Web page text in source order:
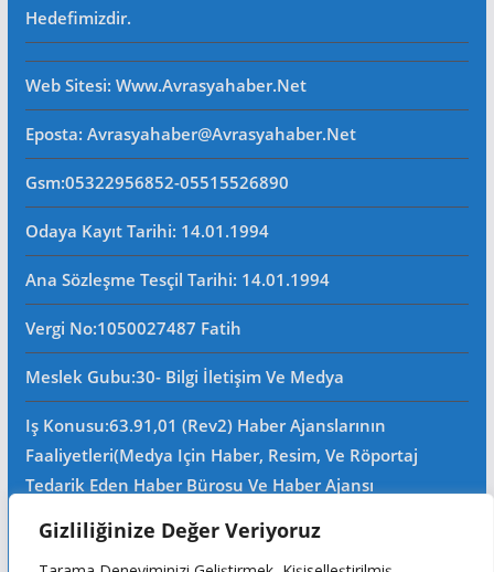
Gizliliğinize Değer Veriyoruz
Hedefimizdir.
Web Sitesi: Www.avrasyahaber.net
Eposta: Avrasyahaber@avrasyahaber.net
Gsm:05322956852-05515526890
Odaya Kayıt Tarihi: 14.01.1994
Ana Sözleşme Tesçil Tarihi: 14.01.1994
Vergi No:1050027487 Fatih
Meslek Gubu:30- Bilgi İletişim Ve Medya
Iş Konusu:63.91,01 (Rev2) Haber Ajanslarının
Faaliyetleri(Medya Için Haber, Resim, Ve Röportaj
Tedarik Eden Haber Bürosu Ve Haber Ajansı
Filimcilik, Yayıncılık, Prodöktörlük, Reklamcılık Işleri Ile